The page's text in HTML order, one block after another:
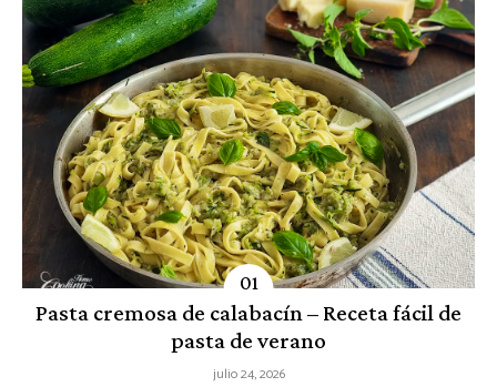
Pasta cremosa de calabacín – Receta fácil de
pasta de verano
julio 24, 2026